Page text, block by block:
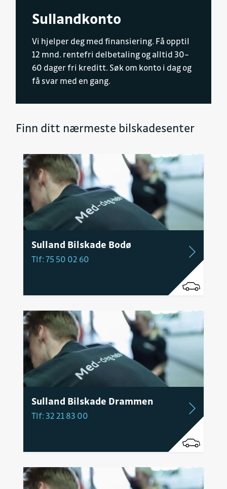
Sullandkonto
Vi hjelper deg med finansiering. Få opptil
12 mnd. rentefri delbetaling og alltid 30–
60 dager fri kreditt. Søk om konto i dag og
få svar med en gang.
Finn ditt nærmeste bilskadesenter
Sulland Bilskade Bodø
Tlf: 75 50 02 60
Sulland Bilskade Drammen
Tlf: 32 21 83 00